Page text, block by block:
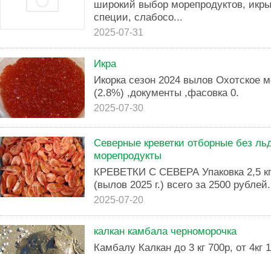
широкий выбор морепродуктов,
специи, слабосо...
2025-07-31
Икра
Икорка сезон 2024 вылов Охотское
(2.8%) ,документы ,фасовка 0.
2025-07-30
Северные креветки отборные без
морепродукты
КРЕВЕТКИ С СЕВЕРА Упаковка 2,5
(вылов 2025 г.) всего за 2500 рублей.
2025-07-20
калкан камбала черноморочка
Камбалу Калкан до 3 кг 700р, от 4кг